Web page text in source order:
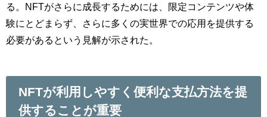
る。NFTがさらに成長するためには、限定コンテンツや体
験にとどまらず、さらに多くの実世界での応用を提供する
必要があるという見解が示された。
NFTが利用しやすく便利な支払方法を提
供することが重要